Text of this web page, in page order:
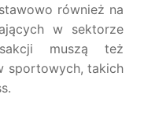
również na
w sektorze
muszą też
sportowych, takich